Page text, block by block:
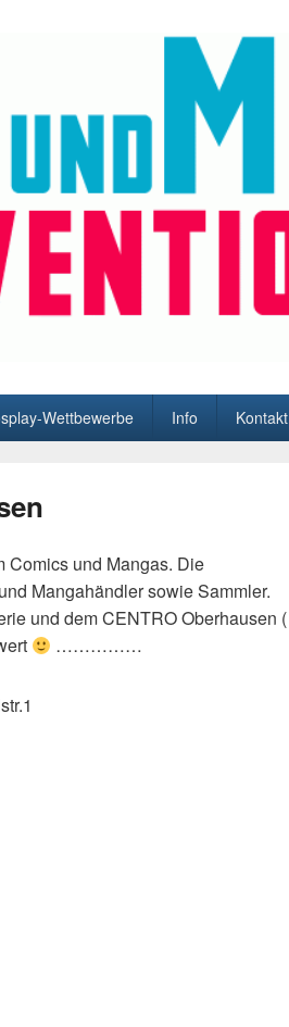
Wettbewerbe Info Kontakt
Comics und Mangas. Die
Mangahändler sowie Sammler.
und dem CENTRO Oberhausen (
……………